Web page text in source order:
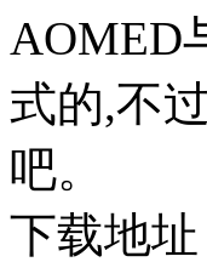
AOMED
式的,不
吧。
下载地